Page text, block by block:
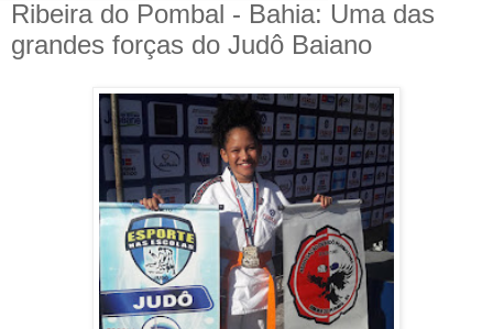
Ribeira do Pombal - Bahia: Uma das
grandes forças do Judô Baiano